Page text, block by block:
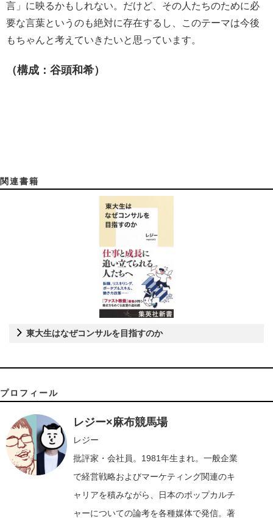
言」に映るかもしれない。だけど、その人たちのために必
要な言葉というのも絶対に存在するし、このテーマは今後
もちゃんと考えていきたいと思っています。
（構成：谷頭和希）
関連書籍
東大生はなぜコンサルを目指すのか
プロフィール
レジー×麻布競馬場
レジー
批評家・会社員。1981年生まれ。一般企業
で経営戦略およびマーケティング関連のキ
ャリアを積みながら、日本のポップカルチ
ャーについての論考を各種媒体で発信。著